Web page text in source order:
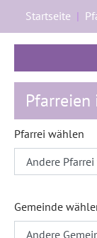
Startseite
Pfarrei wählen
Gemeinde